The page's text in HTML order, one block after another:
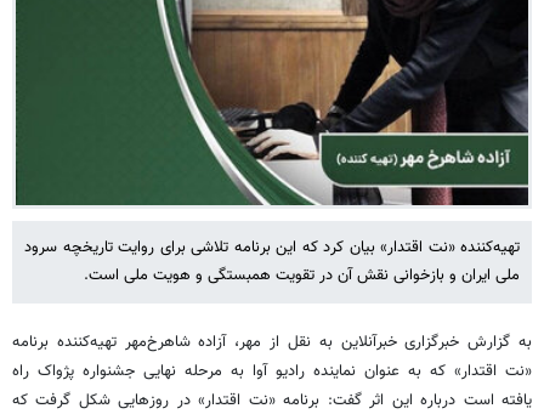
تهیه‌کننده «نت اقتدار» بیان کرد که این برنامه تلاشی برای روایت تاریخچه سرود
ملی ایران و بازخوانی نقش آن در تقویت همبستگی و هویت ملی است.
به گزارش خبرگزاری خبرآنلاین به نقل از مهر، آزاده شاهرخ‌مهر تهیه‌کننده برنامه
«نت اقتدار» که به عنوان نماینده رادیو آوا به مرحله نهایی جشنواره پژواک راه
یافته است درباره این اثر گفت: برنامه «نت اقتدار» در روزهایی شکل گرفت که